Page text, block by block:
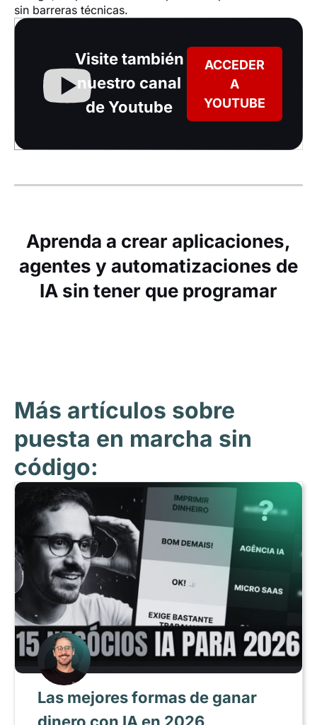
sin barreras técnicas.
Visite también
nuestro canal
de Youtube
ACCEDER
A
YOUTUBE
Aprenda a crear aplicaciones,
agentes y automatizaciones de
IA sin tener que programar
Más artículos sobre
puesta en marcha sin
código:
Las mejores formas de ganar